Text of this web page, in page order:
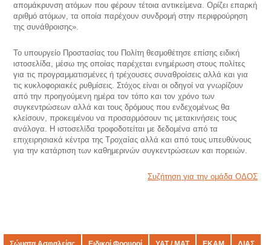
απομάκρυνση ατόμων που φέρουν τέτοια αντικείμενα. Ορίζει επαρκή
αριθμό ατόμων, τα οποία παρέχουν συνδρομή στην περιφρούρηση
της συνάθροισης».
Το υπουργείο Προστασίας του Πολίτη θεσμοθέτησε επίσης ειδική
ιστοσελίδα, μέσω της οποίας παρέχεται ενημέρωση στους πολίτες
για τις προγραμματισμένες ή τρέχουσες συναθροίσεις αλλά και για
τις κυκλοφοριακές ρυθμίσεις. Στόχος είναι οι οδηγοί να γνωρίζουν
από την προηγούμενη ημέρα τον τόπο και τον χρόνο των
συγκεντρώσεων αλλά και τους δρόμους που ενδεχομένως θα
κλείσουν, προκειμένου να προσαρμόσουν τις μετακινήσεις τους
ανάλογα. H ιστοσελίδα τροφοδοτείται με δεδομένα από τα
επιχειρησιακά κέντρα της Τροχαίας αλλά και από τους υπευθύνους
για την κατάρτιση των καθημερινών συγκεντρώσεων και πορειών.
Συζήτηση για την ομάδα ΟΔΟΣ